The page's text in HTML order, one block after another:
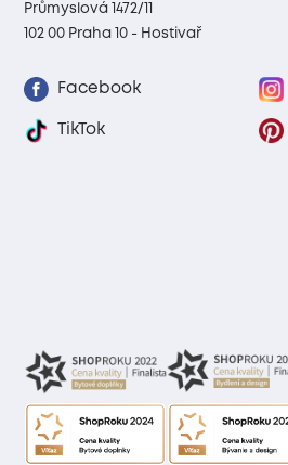
Průmyslová 1472/11
102 00 Praha 10 - Hostivař
Facebook
TikTok